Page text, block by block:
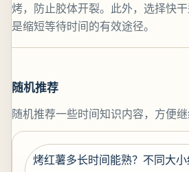
烤，防止胶体开裂。此外，选择快
是缩短等待时间的有效途径。
随机推荐
随机推荐一些时间知识内容，方便继
烤红薯多长时间能熟？不同大